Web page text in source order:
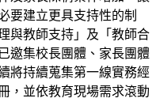
要建立更具支持性的制
與教師支持」及「教師合
邀集校長團體、家長團體
將持續蒐集第一線實務經
，並依教育現場需求滾動